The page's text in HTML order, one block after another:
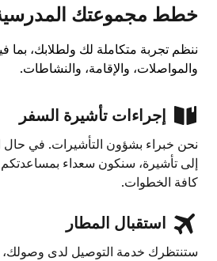
خطط مجموعتك
ننظم تجربة متكاملة لك ولطلابك، بما
والمواصلات، والإقامة، والنشاطات.
إجراءات تأشيرة السفر
نحن خبراء بشؤون التأشيرات. في
إلى تأشيرة، سنكون سعداء بمساعدتكم
كافة الخطوات.
استقبال المطار
ستنتظرك خدمة التوصيل لدى